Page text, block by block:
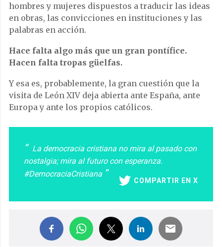
hombres y mujeres dispuestos a traducir las ideas
en obras, las convicciones en instituciones y las
palabras en acción.
Hace falta algo más que un gran pontífice.
Hacen falta tropas güelfas.
Y esa es, probablemente, la gran cuestión que la
visita de León XIV deja abierta ante España, ante
Europa y ante los propios católicos.
La democracia cristiana no mira al pasado con
nostalgia; mira al futuro con esperanza.
#DemocraciaCristiana
COMPARTIR EN X